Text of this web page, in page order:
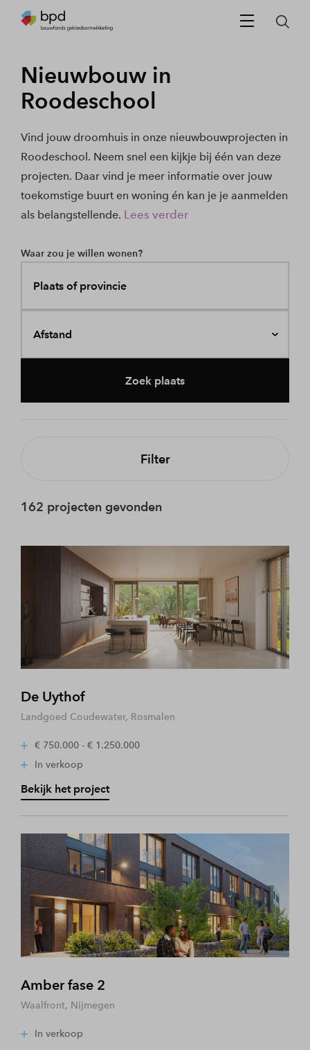
Nieuwbouw in
Roodeschool
Vind jouw droomhuis in onze nieuwbouwprojecten in
Roodeschool. Neem snel een kijkje bij één van deze
projecten. Daar vind je meer informatie over jouw
toekomstige buurt en woning én kan je je aanmelden
als belangstellende. Lees verder
Waar zou je willen wonen?
Plaats of provincie
Afstand
Zoek plaats
Filter
162 projecten gevonden
De Uythof
Landgoed Coudewater, Rosmalen
€ 750.000 - € 1.250.000
In verkoop
Bekijk het project
Amber fase 2
Waalfront, Nijmegen
In verkoop